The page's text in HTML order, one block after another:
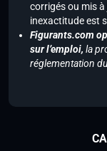
corrigés ou mis
inexactitude est
Figurants.com
sur l’emploi, la
réglementation